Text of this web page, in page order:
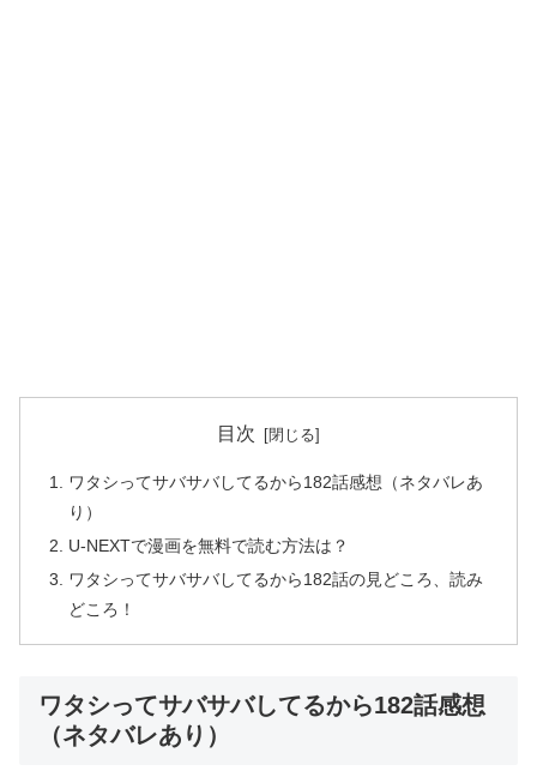
目次
ワタシってサバサバしてるから182話感想（ネタバレあ
り）
U-NEXTで漫画を無料で読む方法は？
ワタシってサバサバしてるから182話の見どころ、読み
どころ！
ワタシってサバサバしてるから182話感想
（ネタバレあり）